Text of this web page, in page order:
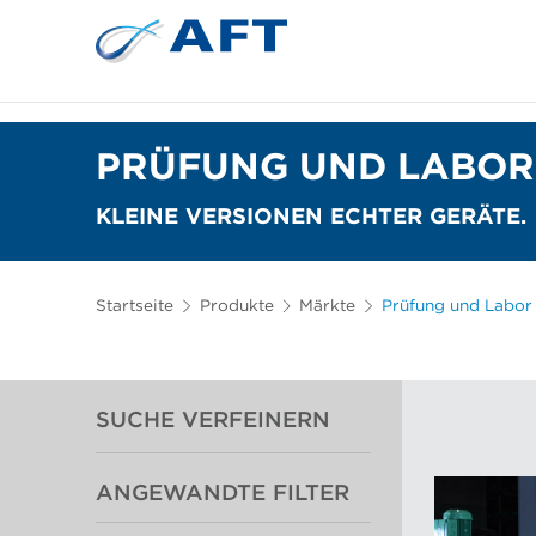
PRÜFUNG UND
KLEINE VERSIONEN ECHTER GERÄTE.
Startseite Produkte Märkte Prüfung und Labor
SUCHE VERFEINERN
ANGEWANDTE FILTER